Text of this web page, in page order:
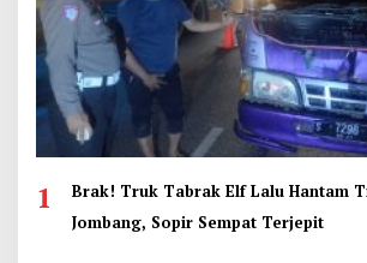
1
Brak! Truk Tabrak Elf Lalu Hantam
Jombang, Sopir Sempat Terjepit